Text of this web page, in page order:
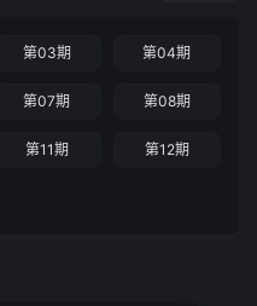
第03期 第04期
第07期 第08期
第11期 第12期